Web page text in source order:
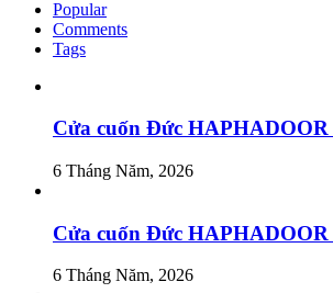
Popular
Comments
Tags
Cửa cuốn Đức HAPHADOOR
6 Tháng Năm, 2026
Cửa cuốn Đức
6 Tháng Năm, 2026